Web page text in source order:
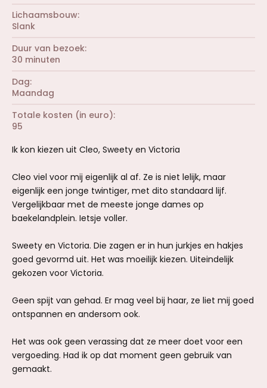
Lichaamsbouw
Slank
Duur van bezoek
30 minuten
Dag
Maandag
Totale kosten (in euro)
95
Ik kon kiezen uit Cleo, Sweety en Victoria
Cleo viel voor mij eigenlijk al af. Ze is niet lelijk, maar
eigenlijk een jonge twintiger, met dito standaard lijf.
Vergelijkbaar met de meeste jonge dames op
baekelandplein. Ietsje voller.
Sweety en Victoria. Die zagen er in hun jurkjes en hakjes
goed gevormd uit. Het was moeilijk kiezen. Uiteindelijk
gekozen voor Victoria.
Geen spijt van gehad. Er mag veel bij haar, ze liet mij goed
ontspannen en andersom ook.
Het was ook geen verassing dat ze meer doet voor een
vergoeding. Had ik op dat moment geen gebruik van
gemaakt.